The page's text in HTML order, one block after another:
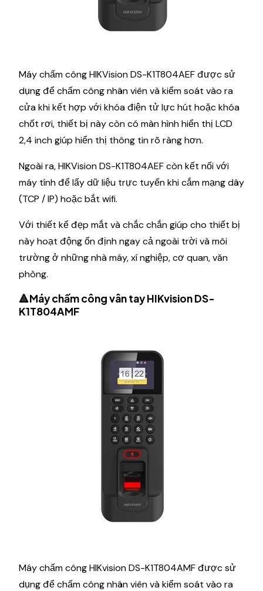
Máy chấm công HIKVision DS-K1T804AEF được sử
dụng để chấm công nhân viên và kiểm soát vào ra
cửa khi kết hợp với khóa điện tử lực hút hoặc khóa
chốt rơi, thiết bị này còn có màn hình hiển thị LCD
2,4 inch giúp hiển thị thông tin rõ ràng hơn.
Ngoài ra, HIKVision DS-K1T804AEF còn kết nối với
máy tính để lấy dữ liệu trực tuyến khi cắm mạng dây
(TCP / IP) hoặc bắt wifi.
Với thiết kế đẹp mắt và chắc chắn giúp cho thiết bị
này hoạt động ổn định ngay cả ngoài trời và môi
trường ở những nhà máy, xí nghiệp, cơ quan, văn
phòng.
🔺Máy chấm công vân tay HIKvision DS-
K1T804AMF
Máy chấm công HIKvision DS-K1T804AMF được sử
dụng để chấm công nhân viên và kiểm soát vào ra